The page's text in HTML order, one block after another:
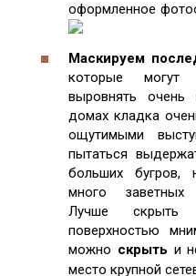
оформленное
Маскируем
которые могут
выровнять
домах кладка
ощутимыми
пытаться
больших бугров,
много заветных
Лучше скрыть
поверхностью
можно скрыть и
место крупной